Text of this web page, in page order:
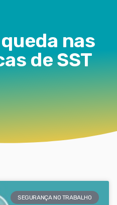
nas
de SST
SEGURANÇA NO TRABALHO